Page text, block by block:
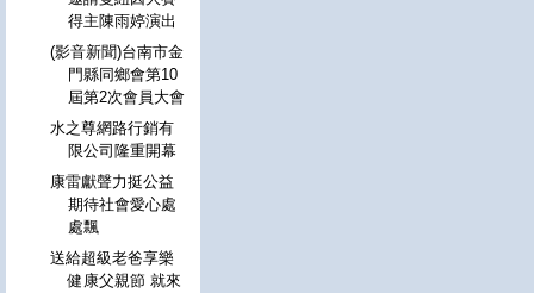
得主陳雨婷演出
(影音新聞)台南市金
門縣同鄉會第10
屆第2次會員大會
水之尊網路行銷有
限公司隆重開幕
康雷獻聲力挺公益
期待社會愛心處
處飄
送給超級老爸享樂
健康父親節 就來